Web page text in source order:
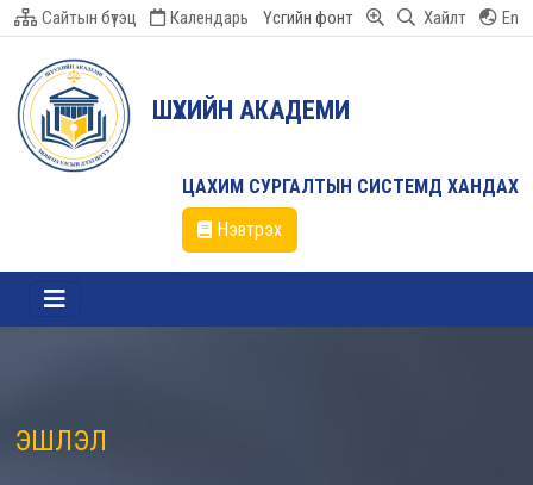
Сайтын бүтэц Календарь Үсгийн фонт Хайлт En
ШҮҮХИЙН АКАДЕМИ
ЦАХИМ СУРГАЛТЫН СИСТЕМД ХАНДАХ
Нэвтрэх
ЭШЛЭЛ